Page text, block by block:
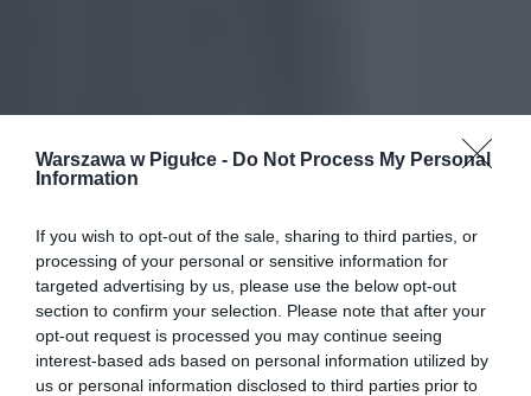
Warszawa w Pigułce - Do Not Process My Personal
Information
If you wish to opt-out of the sale, sharing to third parties, or
processing of your personal or sensitive information for
targeted advertising by us, please use the below opt-out
section to confirm your selection. Please note that after your
opt-out request is processed you may continue seeing
interest-based ads based on personal information utilized by
us or personal information disclosed to third parties prior to